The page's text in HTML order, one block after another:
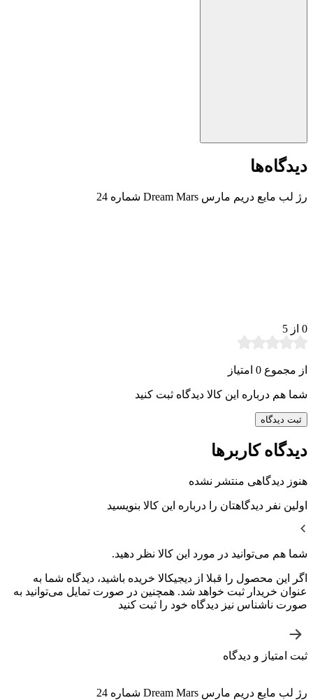
دیدگاه‌ها
رژ لب مایع دریم مارس Dream Mars شماره 24
0 از 5
از مجموع 0 امتیاز
شما هم درباره این کالا دیدگاه ثبت کنید
ثبت دیدگاه
دیدگاه کاربرها
هنوز دیدگاهی منتشر نشده
اولین نفر دیدگاهتان را درباره این کالا بنویسید
شما هم می‌توانید در مورد این کالا نظر دهید.
اگر این محصول را قبلا از دیجیکالا خریده باشید، دیدگاه شما به
عنوان خریدار ثبت خواهد شد. همچنین در صورت تمایل می‌توانید به
صورت ناشناس نیز دیدگاه خود را ثبت کنید
ثبت امتیاز و دیدگاه
رژ لب مایع دریم مارس Dream Mars شماره 24